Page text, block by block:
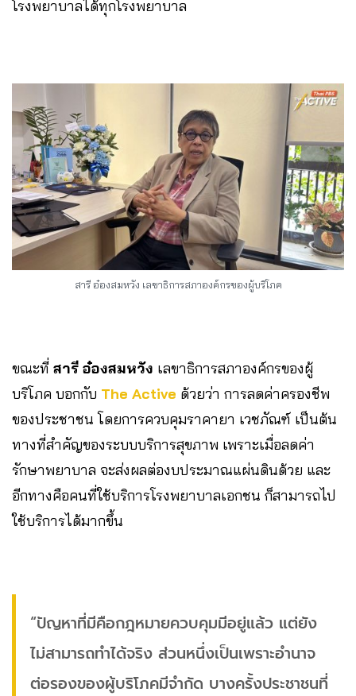
โรงพยาบาลได้ทุกโรงพยาบาล
สารี อ๋องสมหวัง เลขาธิการสภาองค์กรของผู้บริโภค
ขณะที่ สารี อ๋องสมหวัง เลขาธิการสภาองค์กรของผู้
บริโภค บอกกับ The Active ด้วยว่า การลดค่าครองชีพ
ของประชาชน โดยการควบคุมราคายา เวชภัณฑ์ เป็นต้น
ทางที่สำคัญของระบบบริการสุขภาพ เพราะเมื่อลดค่า
รักษาพยาบาล จะส่งผลต่องบประมาณแผ่นดินด้วย และ
อีกทางคือคนที่ใช้บริการโรงพยาบาลเอกชน ก็สามารถไป
ใช้บริการได้มากขึ้น
“ปัญหาที่มีคือกฎหมายควบคุมมีอยู่แล้ว แต่ยัง
ไม่สามารถทำได้จริง ส่วนหนึ่งเป็นเพราะอำนาจ
ต่อรองของผู้บริโภคมีจำกัด บางครั้งประชาชนที่